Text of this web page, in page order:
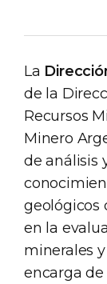
La
de la
Recursos
Minero
de análisis
geológicos
en la
minerales
encarga